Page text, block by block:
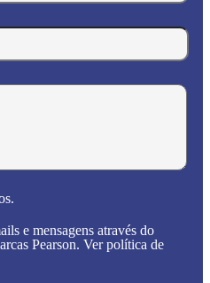
e mensagens através do
Pearson. Ver política de